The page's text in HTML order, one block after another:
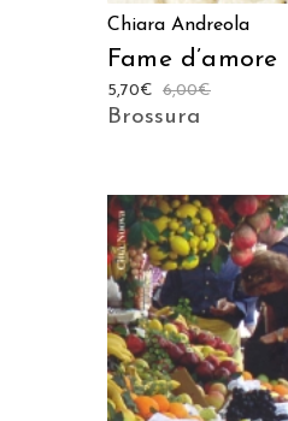
Chiara Andreola
Fame d’amore
6,00€
5,70€
Brossura